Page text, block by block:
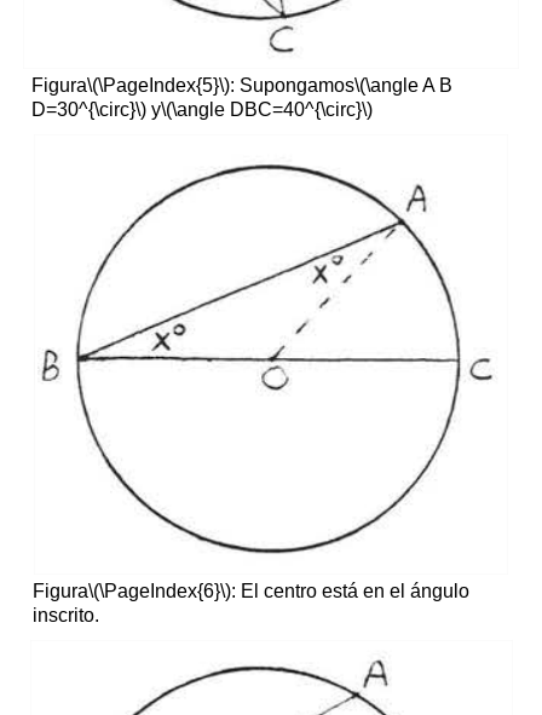
Figura\(\PageIndex{5}\): Supongamos\(\angle A B
D=30^{\circ}\)y\(\angle DBC=40^{\circ}\)
Figura\(\PageIndex{6}\): El centro está en el ángulo
inscrito.